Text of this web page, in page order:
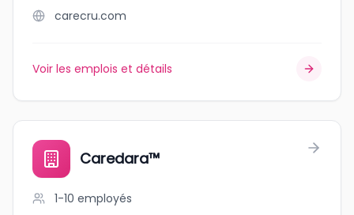
carecru.com
Voir les emplois et détails
Caredara™
1-10 employés